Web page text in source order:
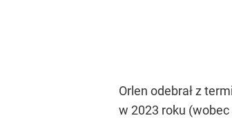
Orlen odebrał z
w 2023 roku (wobec